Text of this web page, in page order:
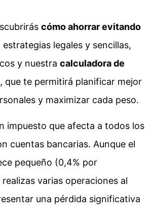
cómo ahorrar evitando
estrategias legales y sencillas,
y nuestra calculadora de
, que te permitirá planificar mejor
y maximizar cada peso.
impuesto que afecta a todos los
cuentas bancarias. Aunque el
pequeño (0,4% por
varias operaciones al
una pérdida significativa